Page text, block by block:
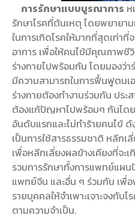
การรักษาแบบบูรณาการ ห
รักษาโรคที่ต้นเหตุ โดยพยายา
ในการเกิดโรคให้มากที่สุดเท่า
อาการ เพื่อให้คนไข้มีคุณภาพ
ร่างกายไปพร้อมกัน โดยมองว่
มีความสามารถในการฟื้นฟูตนเ
ร่างกายต้องทำงานร่วมกัน ปร
ต้องแก้ปัญหาไปพร้อมๆ กันโด
อันดับแรกและไม่ทำร้ายคนไข้
เป็นการใช้สารธรรมชาติ หลีกเ
เพื่อหลีกเลี่ยงผลข้างเคียงที่จะ
รวมการรักษาทั้งการแพทย์แผ
แพทย์จีน และอื่น ๆ ร่วมกัน เพื่
รายบุคคลให้จำเพาะเจาะจงกับ
ตามความจำเป็น.